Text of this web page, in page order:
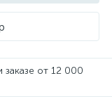
заказе от 12 000